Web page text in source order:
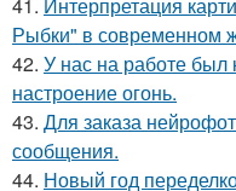
Рыбки" в современном
42. У нас на работе был
настроение огонь.
43. Для заказа
сообщения.
44. Новый год